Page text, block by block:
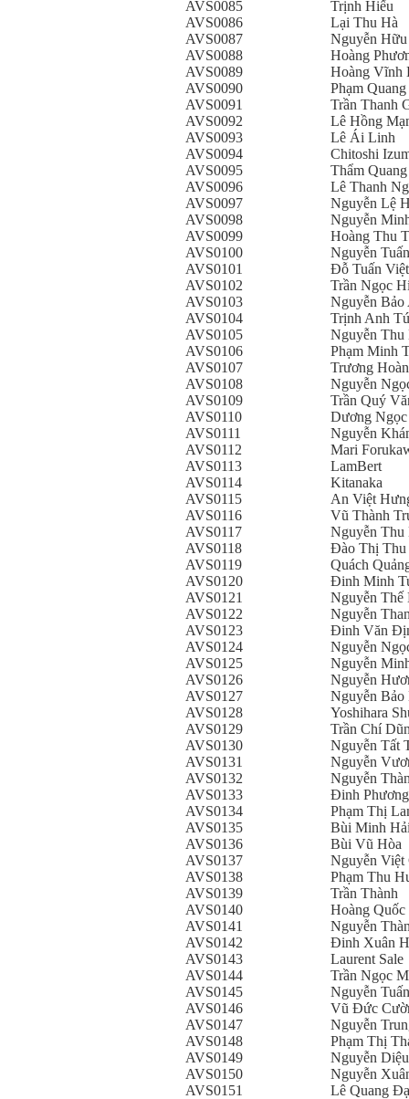
AVS0085
Trịnh Hiếu
AVS0086
Lại Thu Hà
AVS0087
Nguyễn
AVS0088
Hoàng
AVS0089
Hoàng Vĩnh
AVS0090
Phạm
AVS0091
Trần Thanh
AVS0092
Lê Hồng
AVS0093
Lê Ái Linh
AVS0094
Chitoshi
AVS0095
Thẩm
AVS0096
Lê Thanh
AVS0097
Nguyễn Lệ
AVS0098
Nguyễn
AVS0099
Hoàng Thu
AVS0100
Nguyễn
AVS0101
Đỗ Tuấn Việt
AVS0102
Trần Ngọc
AVS0103
Nguyễn Bảo
AVS0104
Trịnh Anh Tú
AVS0105
Nguyễn Thu
AVS0106
Phạm Minh
AVS0107
Trương
AVS0108
Nguyễn
AVS0109
Trần Quý
AVS0110
Dương
AVS0111
Nguyễn
AVS0112
Mari
AVS0113
LamBert
AVS0114
Kitanaka
AVS0115
An Việt
AVS0116
Vũ Thành
AVS0117
Nguyễn Thu
AVS0118
Đào Thị Thu
AVS0119
Quách
AVS0120
Đinh Minh
AVS0121
Nguyễn Thế
AVS0122
Nguyễn
AVS0123
Đinh Văn
AVS0124
Nguyễn
AVS0125
Nguyễn
AVS0126
Nguyễn
AVS0127
Nguyễn Bảo
AVS0128
Yoshihara
AVS0129
Trần Chí
AVS0130
Nguyễn Tất
AVS0131
Nguyễn
AVS0132
Nguyễn
AVS0133
Đinh
AVS0134
Phạm Thị
AVS0135
Bùi Minh
AVS0136
Bùi Vũ Hòa
AVS0137
Nguyễn Việt
AVS0138
Phạm Thu
AVS0139
Trần Thành
AVS0140
Hoàng
AVS0141
Nguyễn
AVS0142
Đinh Xuân
AVS0143
Laurent Sale
AVS0144
Trần Ngọc
AVS0145
Nguyễn
AVS0146
Vũ Đức
AVS0147
Nguyễn
AVS0148
Phạm Thị
AVS0149
Nguyễn
AVS0150
Nguyễn
AVS0151
Lê Quang